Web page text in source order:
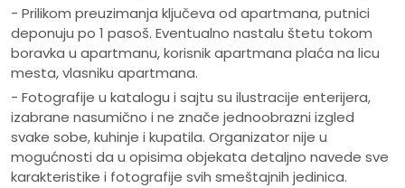
- Prilikom preuzimanja ključeva od apartmana, putnici
deponuju po 1 pasoš. Eventualno nastalu štetu tokom
boravka u apartmanu, korisnik apartmana plaća na licu
mesta, vlasniku apartmana.
- Fotografije u katalogu i sajtu su ilustracije enterijera,
izabrane nasumično i ne znače jednoobrazni izgled
svake sobe, kuhinje i kupatila. Organizator nije u
mogućnosti da u opisima objekata detaljno navede sve
karakteristike i fotografije svih smeštajnih jedinica.